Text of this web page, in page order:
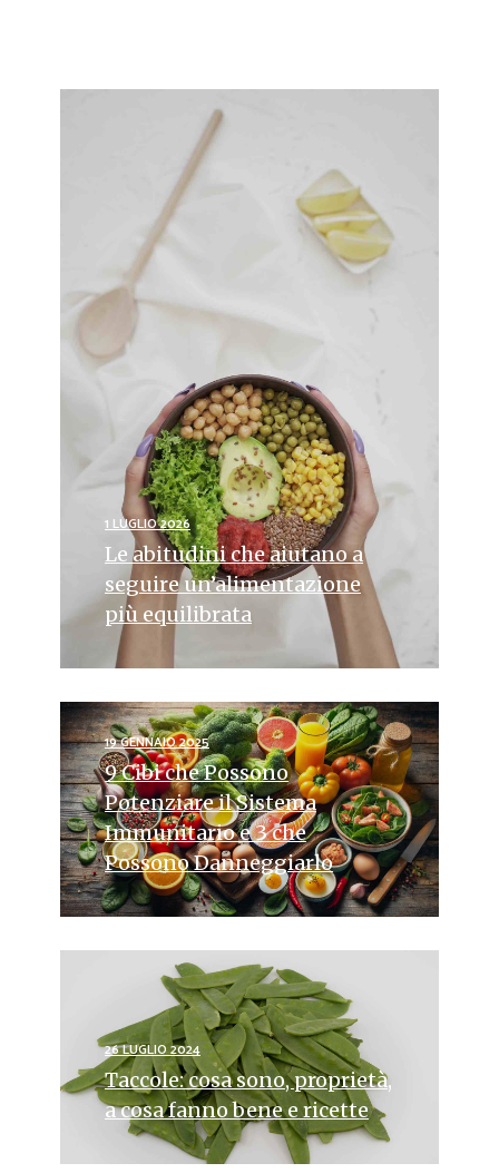
1 LUGLIO 2026
Le abitudini che aiutano a
seguire un’alimentazione
più equilibrata
19 GENNAIO 2025
9 Cibi che Possono
Potenziare il Sistema
Immunitario e 3 che
Possono Danneggiarlo
26 LUGLIO 2024
Taccole: cosa sono, proprietà,
a cosa fanno bene e ricette